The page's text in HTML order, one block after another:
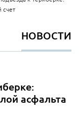
счет
НОВОСТИ
асфальта